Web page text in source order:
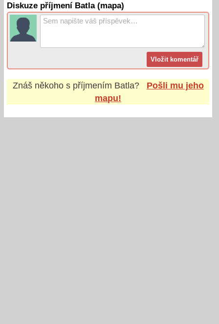
Diskuze příjmení Batla (mapa)
Znáš někoho s příjmením Batla?
Pošli mu jeho
mapu!